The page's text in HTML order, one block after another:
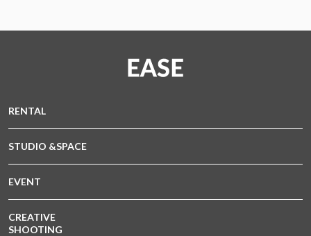
RENTAL
STUDIO &SPACE
EVENT
CREATIVE
SHOOTING